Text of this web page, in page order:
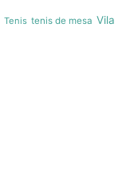
Tenis tenis de mesa Vila